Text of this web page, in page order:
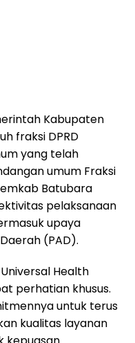
Kabupaten
fraksi DPRD
yang telah
umum Fraksi
Batubara
pelaksanaan
upaya
(PAD).
Health
perhatian khusus.
untuk terus
kualitas layanan